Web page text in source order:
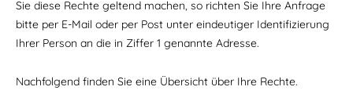
Sie diese Rechte geltend machen, so richten Sie Ihre Anfrage
bitte per E-Mail oder per Post unter eindeutiger Identifizierung
Ihrer Person an die in Ziffer 1 genannte Adresse.
Nachfolgend finden Sie eine Übersicht über Ihre Rechte.